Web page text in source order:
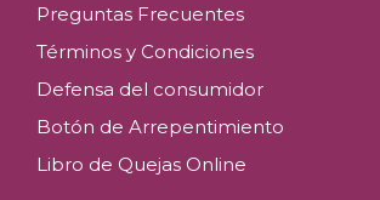
Preguntas Frecuentes
Términos y Condiciones
Defensa del consumidor
Botón de Arrepentimiento
Libro de Quejas Online